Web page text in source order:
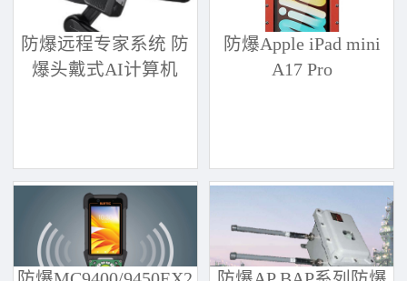
防爆远程专家系统 防
爆头戴式AI计算机
防爆Apple iPad mini
A17 Pro